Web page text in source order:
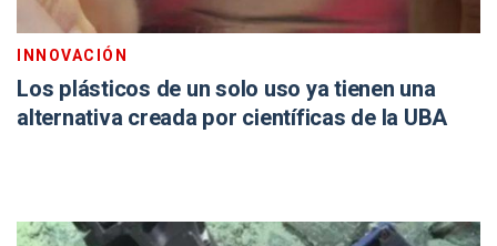
INNOVACIÓN
Los plásticos de un solo uso ya tienen una
alternativa creada por científicas de la UBA